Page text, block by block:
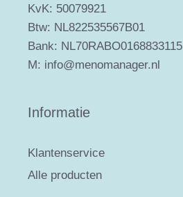
KvK: 50079921
Btw: NL822535567B01
Bank: NL70RABO0168833115
M: info@menomanager.nl
Informatie
Klantenservice
Alle producten